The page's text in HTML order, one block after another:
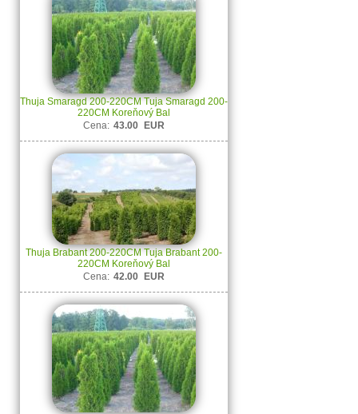
Thuja Smaragd 200-220CM Tuja Smaragd 200-
220CM Koreňový Bal
Cena: 43.00 EUR
Thuja Brabant 200-220CM Tuja Brabant 200-
220CM Koreňový Bal
Cena: 42.00 EUR